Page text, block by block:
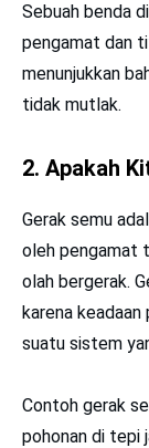
Sebuah benda
pengamat dan
menunjukkan
tidak mutlak.
2. Apakah
Gerak semu
oleh pengamat
olah bergerak.
karena
suatu sistem
Contoh gerak
pohonan di tepi